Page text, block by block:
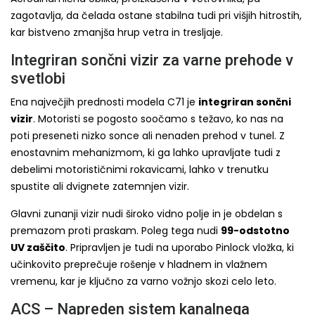
zagotavlja, da čelada ostane stabilna tudi pri višjih hitrostih,
kar bistveno zmanjša hrup vetra in tresljaje.
Integriran sončni vizir za varne prehode v
svetlobi
Ena največjih prednosti modela C71 je integriran sončni
vizir. Motoristi se pogosto soočamo s težavo, ko nas na
poti preseneti nizko sonce ali nenaden prehod v tunel. Z
enostavnim mehanizmom, ki ga lahko upravljate tudi z
debelimi motorističnimi rokavicami, lahko v trenutku
spustite ali dvignete zatemnjen vizir.
Glavni zunanji vizir nudi široko vidno polje in je obdelan s
premazom proti praskam. Poleg tega nudi 99-odstotno
UV zaščito. Pripravljen je tudi na uporabo Pinlock vložka, ki
učinkovito preprečuje rošenje v hladnem in vlažnem
vremenu, kar je ključno za varno vožnjo skozi celo leto.
ACS – Napreden sistem kanalnega